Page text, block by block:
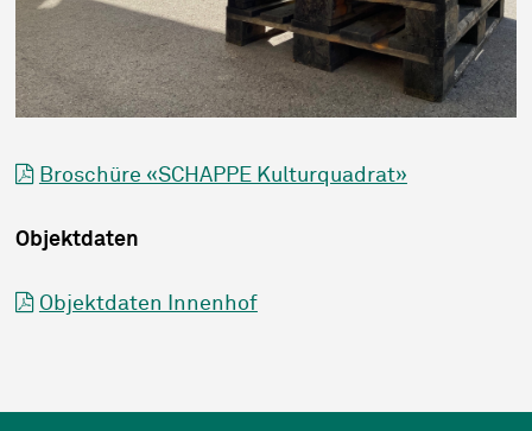
Broschüre «SCHAPPE Kulturquadrat»
Objektdaten
Objektdaten Innenhof